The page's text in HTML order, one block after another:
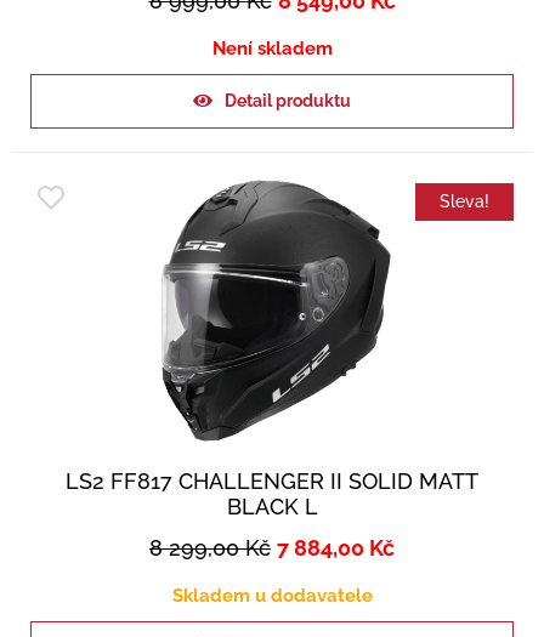
Není skladem
Detail produktu
Sleva!
LS2 FF817 CHALLENGER II SOLID MATT
BLACK L
8 299,00Kč 7 884,00 Kč
Skladem u dodavatele